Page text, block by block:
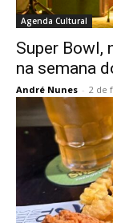
Agenda Cultural
Super Bowl,
na semana
André Nunes - 2 de